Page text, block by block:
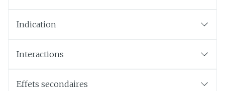
Indication
Interactions
Effets secondaires